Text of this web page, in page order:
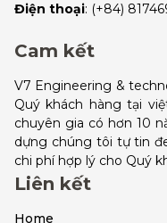
Điện thoại: (+84)
Cam kết
V7 Engineering &
Quý khách hàng tại
chuyên gia có hơn 10
dựng chúng tôi tự tin
chi phí hợp lý cho Quý
Liên kết
Home